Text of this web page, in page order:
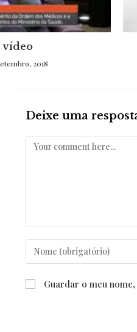
vídeo
2018
Deixe uma
Comentar
Enter
your
nameGuardar o meu